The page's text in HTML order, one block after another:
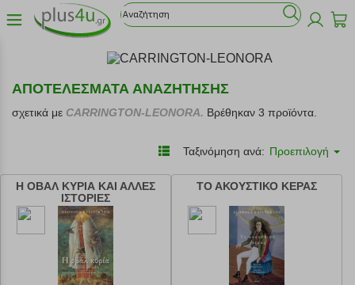
ΑΠΟΤΕΛΕΣΜΑΤΑ ΑΝΑΖΗΤΗΣΗΣ
σχετικά με CARRINGTON-LEONORA. Βρέθηκαν 3 προϊόντα.
Ταξινόμηση ανά: Προεπιλογή
Η ΟΒΑΛ ΚΥΡΙΑ ΚΑΙ ΑΛΛΕΣ
ΙΣΤΟΡΙΕΣ
ΤΟ ΑΚΟΥΣΤΙΚΟ ΚΕΡΑΣ